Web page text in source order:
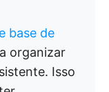
base de
organizar
Isso